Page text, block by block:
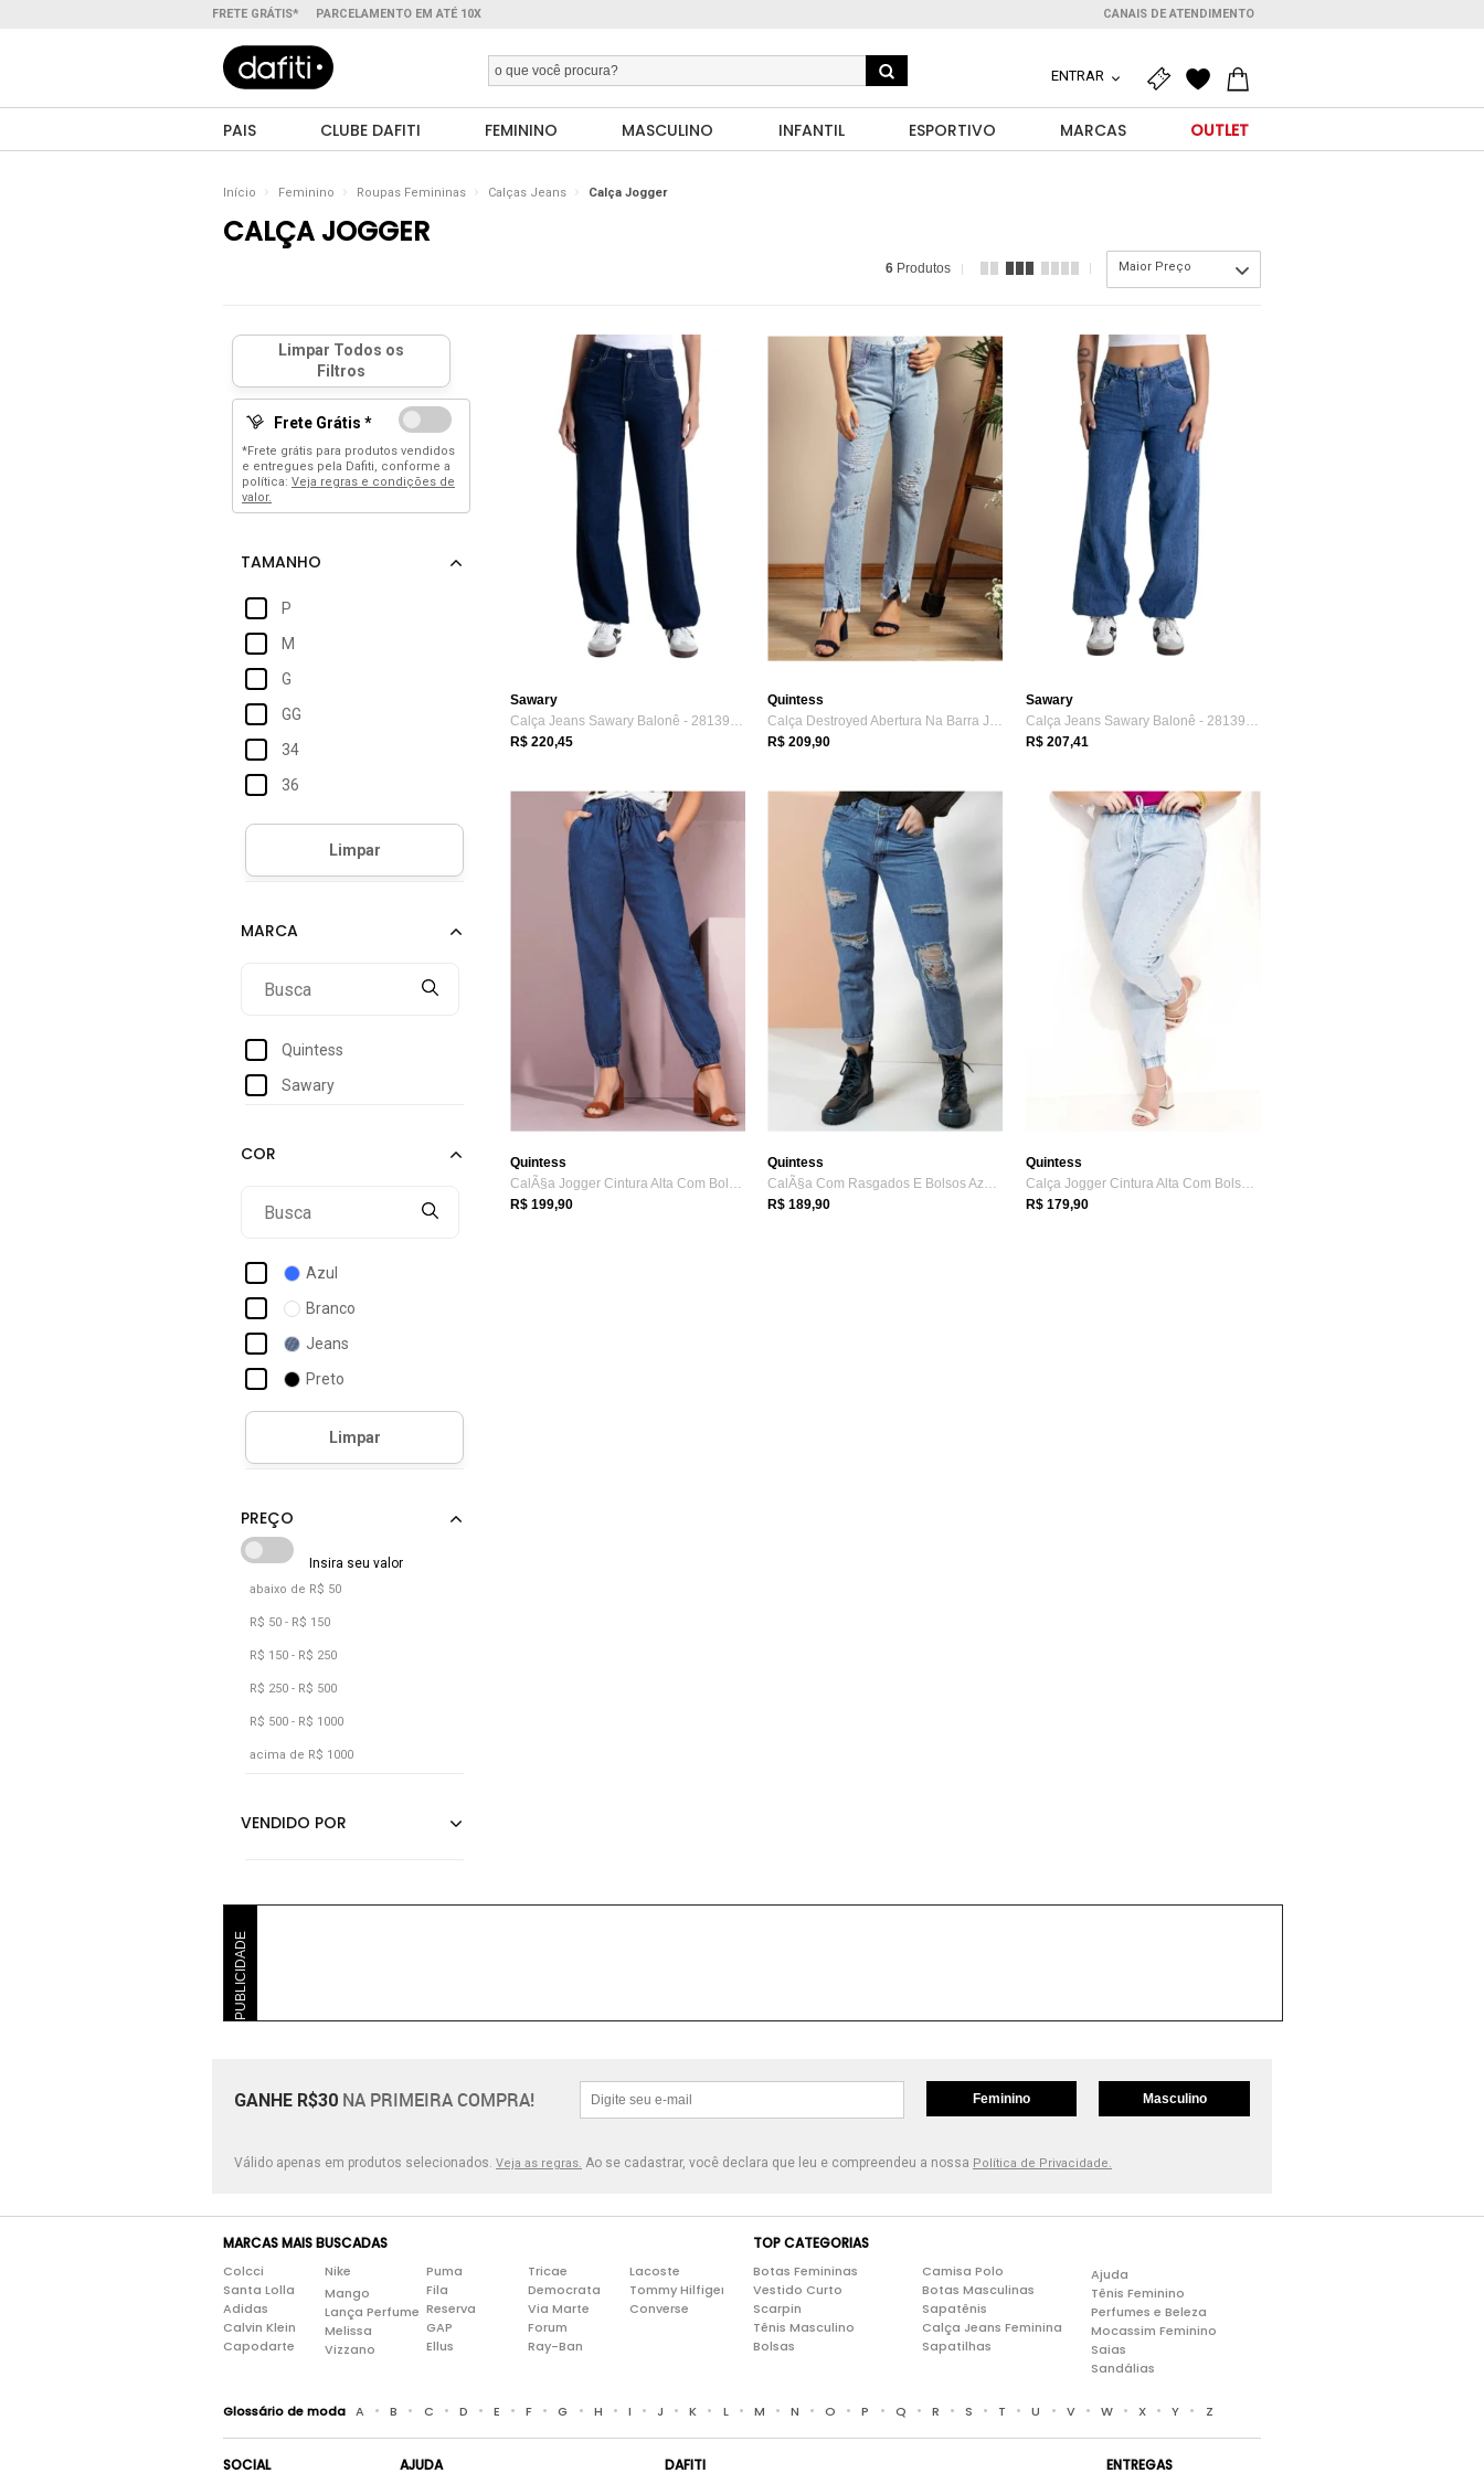
FRETE GRÁTIS* PARCELAMENTO EM ATÉ 10X CANAIS DE ATENDIMENTO
ENTRAR
PAIS CLUBE DAFITI FEMININO MASCULINO INFANTIL ESPORTIVO MARCAS OUTLET
Início Feminino Roupas Femininas Calças Jeans Calça Jogger
CALÇA JOGGER
6 Produtos Maior Preço
Frete Grátis *
*Frete grátis para produtos vendidos
e entregues pela Dafiti, conforme a
política: Veja regras e condições de
valor.
P
M
G
GG
34
36
38
44
48
Quintess
Sawary
Azul
Branco
Jeans
Preto
abaixo de R$ 50
R$ 50 - R$ 150
R$ 150 - R$ 250
R$ 250 - R$ 500
R$ 500 - R$ 1000
acima de R$ 1000
Sawary
Calça Jeans Sawary Balonê - 281394 - Azu...
R$ 220,45
Quintess
Calça Destroyed Abertura Na Barra Jeans ...
R$ 209,90
Sawary
Calça Jeans Sawary Balonê - 281395 - Azu...
R$ 207,41
Quintess
CalÃ§a Jogger Cintura Alta Com Bolsos Az...
R$ 199,90
Quintess
CalÃ§a Com Rasgados E Bolsos Azul Quintess
R$ 189,90
Quintess
Calça Jogger Cintura Alta Com Bolsos Azu...
R$ 179,90
PUBLICIDADE
GANHE R$30 NA PRIMEIRA COMPRA! Feminino Masculino
Válido apenas em produtos selecionados. Veja as regras. Ao se cadastrar, você declara que leu e compreendeu a nossa Política de Privacidade.
MARCAS MAIS BUSCADAS
Colcci
Santa Lolla
Adidas
Calvin Klein
Capodarte
Nike
Mango
Lança Perfume
Melissa
Vizzano
Puma
Fila
Reserva
GAP
Ellus
Tricae
Democrata
Via Marte
Forum
Ray-Ban
Lacoste
Tommy Hilfiger
Converse
TOP CATEGORIAS
Botas Femininas
Vestido Curto
Scarpin
Tênis Masculino
Bolsas
Camisa Polo
Botas Masculinas
Sapatênis
Calça Jeans Feminina
Sapatilhas
Ajuda
Tênis Feminino
Perfumes e Beleza
Mocassim Feminino
Saias
Sandálias
Glossário de moda A • B • C • D • E • F • G • H • I • J • K • L • M • N • O • P • Q • R • S • T • U • V • W • X • Y • Z
SOCIAL AJUDA DAFITI ENTREGAS